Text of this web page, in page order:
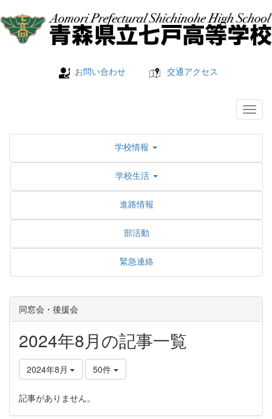
お問い合わせ 交通アクセス
学校情報
学校生活
進路情報
部活動
緊急連絡
同窓会・後援会
2024年8月の記事一覧
2024年8月 50件
記事がありません。